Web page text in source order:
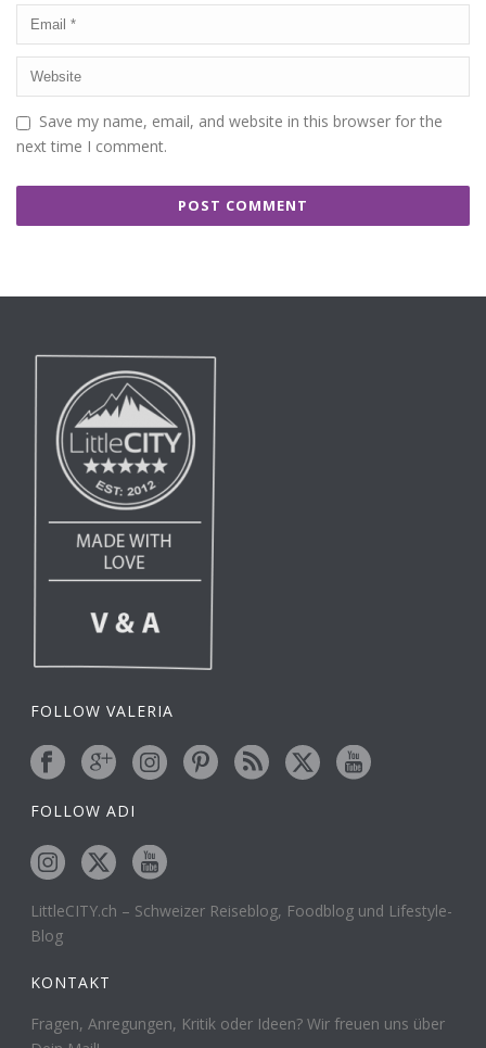
Save my name, email, and website in this browser for the
next time I comment.
FOLLOW VALERIA
FOLLOW ADI
LittleCITY.ch – Schweizer Reiseblog, Foodblog und Lifestyle-
Blog
KONTAKT
Fragen, Anregungen, Kritik oder Ideen? Wir freuen uns über